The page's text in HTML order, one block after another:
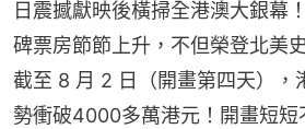
日震撼獻映後橫掃全港澳大銀幕
碑票房節節上升，不但榮登北美
截至 8 月 2 日（開畫第四天），
勢衝破4000多萬港元！開畫短短